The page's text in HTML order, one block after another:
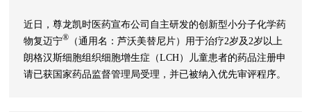
近日，尊龙凯时医药宣布公司自主研发的创新型小分子化学药
物复迈宁®
（通用名：芦沃美替尼片）用于治疗2岁及2岁以上
朗格汉斯细胞组织细胞增生症（LCH）儿童患者的药品注册申
请已获国家药品监督管理局受理，并已被纳入优先审评程序。